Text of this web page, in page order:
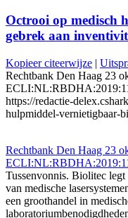
Octrooi op medisch
gebrek aan
Kopieer citeerwijze |
Rechtbank Den Haag 23
https://redactie-
hulpmiddel-vernietigbaar-
Rechtbank Den Haag 23
Tussenvonnis. Biolitec
van medische
een groothandel in